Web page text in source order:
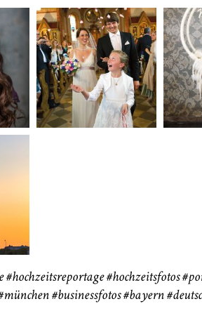
Hochzeit
183
#hochzeitsreportage #hochzeitsfotos
#businessfotos#bayern